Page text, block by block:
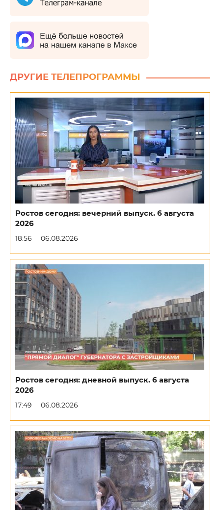
ДРУГИЕ ТЕЛЕПРОГРАММЫ
Ростов сегодня: вечерний выпуск. 6 августа
2026
18:56 06.08.2026
Ростов сегодня: дневной выпуск. 6 августа
2026
17:49 06.08.2026